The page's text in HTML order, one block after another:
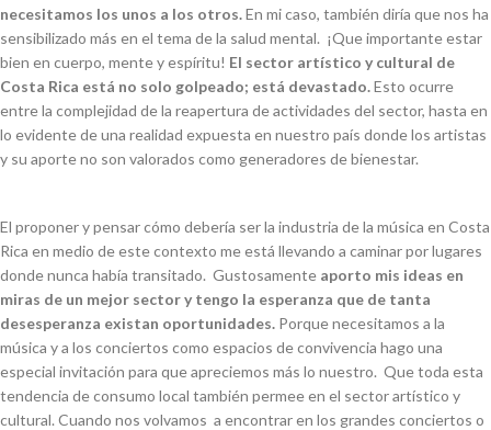
necesitamos los unos a los otros.En mi caso, también diría que nos ha
sensibilizado más en el tema de la salud mental. ¡Que importante estar
bien en cuerpo, mente y espíritu! El sector artístico y cultural de
Costa Rica está no solo golpeado; está devastado.Esto ocurre
entre la complejidad de la reapertura de actividades del sector, hasta en
lo evidente de una realidad expuesta en nuestro país donde los artistas
y su aporte no son valorados como generadores de bienestar.
El proponer y pensar cómo debería ser la industria de la música en Costa
Rica en medio de este contexto me está llevando a caminar por lugares
donde nunca había transitado. Gustosamente aporto mis ideas en
miras de un mejor sector y tengo la esperanza que de tanta
desesperanza existan oportunidades. Porque necesitamos a la
música y a los conciertos como espacios de convivencia hago una
especial invitación para que apreciemos más lo nuestro. Que toda esta
tendencia de consumo local también permee en el sector artístico y
cultural. Cuando nos volvamos a encontrar en los grandes conciertos o